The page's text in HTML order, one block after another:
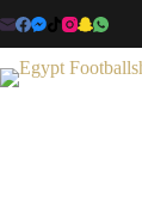
au
contenu